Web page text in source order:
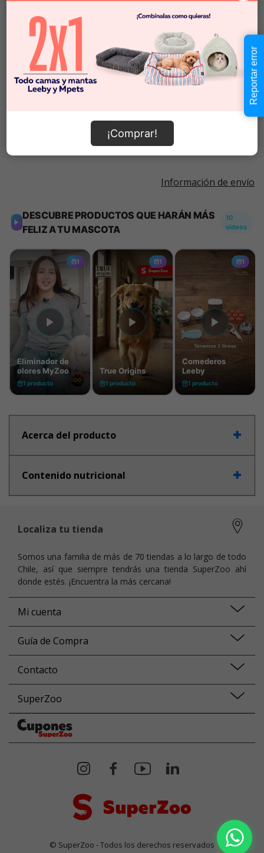
Descripción
Cantidad:
-
$2.290
En Stock
Añadir al carrito
Información de envío
Acerca del producto
Contenido nutricional
¡Comprar!
Localiza tu tienda
Somos una familia de más de 70 tiendas a lo largo de todo
Chile, así que siempre tendrás una tienda SuperZoo ahí
donde estés. ¡Encuentra la más cercana!
Mi cuenta
Guía de Compra
Contacto
SuperZoo
© SuperZoo - Todos los derechos reservados
Reportar error